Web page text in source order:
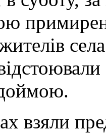
жителів
взяли